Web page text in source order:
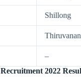
Shillong
–
Recruitment 2022